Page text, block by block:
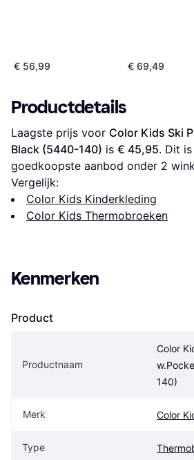
€ 56,99 € 69,49
Productdetails
Laagste prijs voor Color Kids Ski
Black (5440-140) is € 45,95. Dit
goedkoopste aanbod onder 2
Vergelijk:
Color Kids Kinderkleding
Color Kids Thermobroeken
Kenmerken
Product
Productnaam
Color
140)
Merk Color
Type